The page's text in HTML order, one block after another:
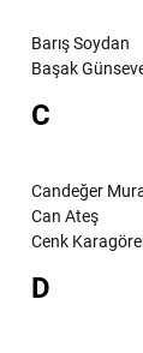
Barış Soydan
Başak
C
Candeğer
Can Ateş
Cenk
D